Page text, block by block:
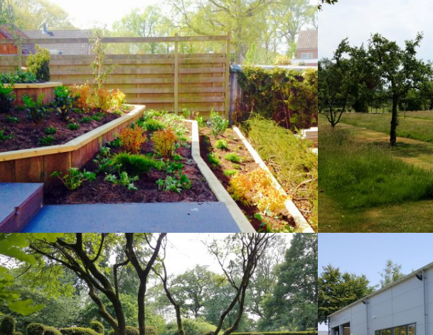
om
Landschappelijke tuin Heino
In deze landschappelijke tuin op een prachtige locatie in
Heino hebben wij een gazon mogen…
DETAILS BEKIJKEN
Bedrijfsterrein Heino